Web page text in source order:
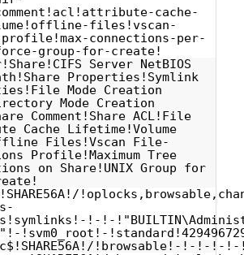
cache-
files!vscan-
connections-per-
group-for-create!
Server NetBIOS
Properties!Symlink
Mode Creation
Mode Creation
Comment!Share ACL!File
Cache Lifetime!Volume
Files!Vscan File-
Profile!Maximum Tree
on Share!UNIX Group for
!-!-
!svm0_root!-
!browsable!-!-!-!-